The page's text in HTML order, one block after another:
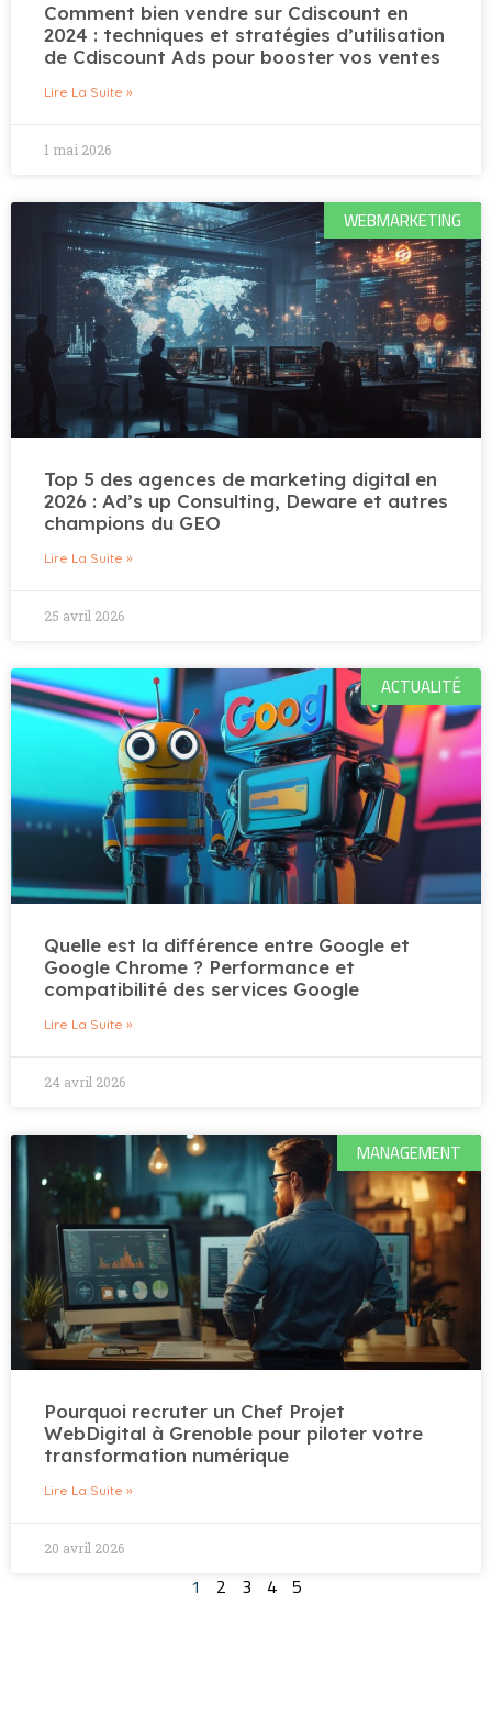
Comment bien vendre sur Cdiscount en
2024 : techniques et stratégies d’utilisation
de Cdiscount Ads pour booster vos ventes
Lire La Suite »
1 mai 2026
WEBMARKETING
Top 5 des agences de marketing digital en
2026 : Ad’s up Consulting, Deware et autres
champions du GEO
Lire La Suite »
25 avril 2026
ACTUALITÉ
Quelle est la différence entre Google et
Google Chrome ? Performance et
compatibilité des services Google
Lire La Suite »
24 avril 2026
MANAGEMENT
Pourquoi recruter un Chef Projet
WebDigital à Grenoble pour piloter votre
transformation numérique
Lire La Suite »
20 avril 2026
1 2 3 4 5